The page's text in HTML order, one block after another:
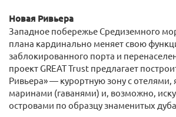
Новая Ривьера
Западное побережье Средиземного
плана кардинально меняет свою
заблокированного порта и
проект GREAT Trust предлагает
Ривьера» — курортную зону с отелями,
маринами (гаванями) и, возможно,
островами по образцу знаменитых